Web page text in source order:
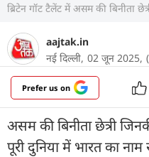
ब्रिटेन गॉट टैलेंट में असम की बिनीता
aajtak.in
नई दिल्ली, 02 जून 2025,
Prefer us on
असम की बिनीता छेत्री
पूरी दुनिया में भारत का